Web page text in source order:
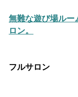
無難な遊び場ルー
ロン。
フルサロン